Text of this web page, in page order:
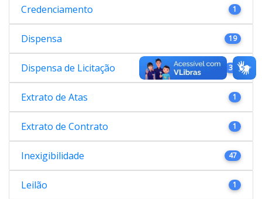
Credenciamento 1
Dispensa 19
Dispensa de Licitação 38
Extrato de Atas 1
Extrato de Contrato 1
Inexigibilidade 47
Leilão 1